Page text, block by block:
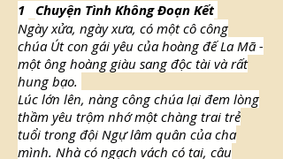
1 Chuyện Tình Không Đoạn Kết
Ngày xửa, ngày xưa, có một cô công
chúa Út con gái yêu của hoàng đế La Mã -
một ông hoàng giàu sang độc tài và rất
hung bạo.
Lúc lớn lên, nàng công chúa lại đem lòng
thầm yêu trộm nhớ một chàng trai trẻ
tuổi trong đội Ngự lâm quân của cha
mình. Nhà có ngạch vách có tai, câu